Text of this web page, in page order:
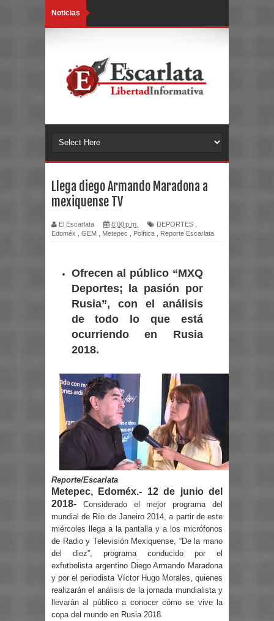
Noticias
Llega diego Armando Maradona a
mexiquense TV
El Escarlata 8:00 p.m. DEPORTES
Edoméx
GEM Metepec Política Reporte Escarlata
Ofrecen al público “MXQ
Deportes; la pasión por
Rusia”, con el análisis
de todo lo que está
ocurriendo en Rusia
2018.
Reporte/Escarlata
Metepec, Edoméx.- 12 de junio del
2018- Considerado el mejor programa del
mundial de Río de Janeiro 2014, a partir de este
miércoles llega a la pantalla y a los micrófonos
de Radio y Televisión Mexiquense, “De la mano
del diez”, programa conducido por el
exfutbolista argentino Diego Armando Maradona
y por el periodista Víctor Hugo Morales, quienes
realizarán el análisis de la jornada mundialista y
llevarán al público a conocer cómo se vive la
copa del mundo en Rusia 2018.